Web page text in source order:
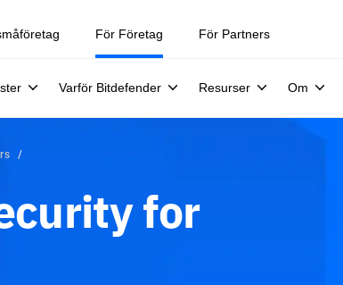
För Företag
Varför Bitdefender Resurser Om
För Partners
for